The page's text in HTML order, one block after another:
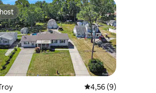
4,56 de uma
4,56 (9)